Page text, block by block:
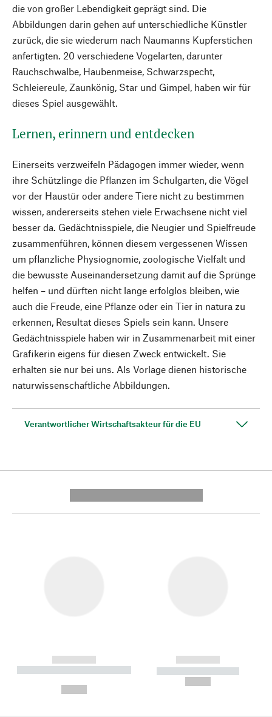
die von großer Lebendigkeit geprägt sind. Die
Abbildungen darin gehen auf unterschiedliche Künstler
zurück, die sie wiederum nach Naumanns Kupferstichen
anfertigten. 20 verschiedene Vogelarten, darunter
Rauchschwalbe, Haubenmeise, Schwarzspecht,
Schleiereule, Zaunkönig, Star und Gimpel, haben wir für
dieses Spiel ausgewählt.
Lernen, erinnern und entdecken
Einerseits verzweifeln Pädagogen immer wieder, wenn
ihre Schützlinge die Pflanzen im Schulgarten, die Vögel
vor der Haustür oder andere Tiere nicht zu bestimmen
wissen, andererseits stehen viele Erwachsene nicht viel
besser da. Gedächtnisspiele, die Neugier und Spielfreude
zusammenführen, können diesem vergessenen Wissen
um pflanzliche Physiognomie, zoologische Vielfalt und
die bewusste Auseinandersetzung damit auf die Sprünge
helfen – und dürften nicht lange erfolglos bleiben, wie
auch die Freude, eine Pflanze oder ein Tier in natura zu
erkennen, Resultat dieses Spiels sein kann. Unsere
Gedächtnisspiele haben wir in Zusammenarbeit mit einer
Grafikerin eigens für diesen Zweck entwickelt. Sie
erhalten sie nur bei uns. Als Vorlage dienen historische
naturwissenschaftliche Abbildungen.
Verantwortlicher Wirtschaftsakteur für die EU
------------
----------- ----------- --------
------------
----------- -----------